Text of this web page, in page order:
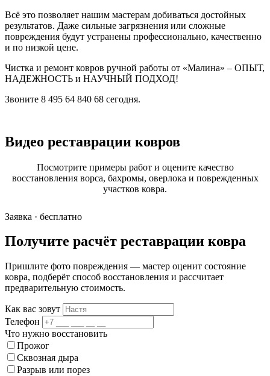
Всё это позволяет нашим мастерам добиваться достойных
результатов. Даже сильные загрязнения или сложные
повреждения будут устранены профессионально, качественно
и по низкой цене.
Чистка и ремонт ковров ручной работы от «Малина» – ОПЫТ,
НАДЕЖНОСТЬ и НАУЧНЫЙ ПОДХОД!
Звоните 8 495 64 840 68 сегодня.
Видео реставрации ковров
Посмотрите примеры работ и оцените качество
восстановления ворса, бахромы, оверлока и поврежденных
участков ковра.
Заявка · бесплатно
Получите расчёт реставрации ковра
Пришлите фото повреждения — мастер оценит состояние
ковра, подберёт способ восстановления и рассчитает
предварительную стоимость.
Как вас зовут
Телефон
Что нужно восстановить
Прожог
Сквозная дыра
Разрыв или порез